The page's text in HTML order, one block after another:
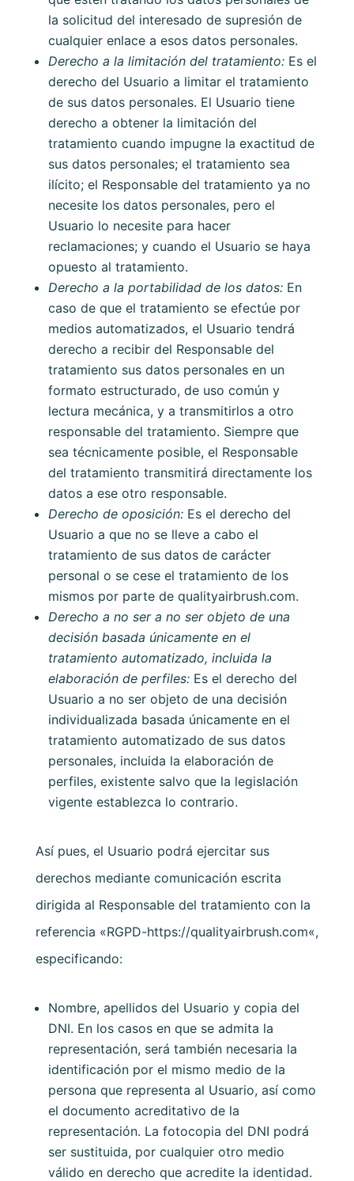
la solicitud del interesado de supresión de
cualquier enlace a esos datos personales.
Derecho a la limitación del tratamiento:Es el
derecho del Usuario a limitar el tratamiento
de sus datos personales. El Usuario tiene
derecho a obtener la limitación del
tratamiento cuando impugne la exactitud de
sus datos personales; el tratamiento sea
ilícito; el Responsable del tratamiento ya no
necesite los datos personales, pero el
Usuario lo necesite para hacer
reclamaciones; y cuando el Usuario se haya
opuesto al tratamiento.
Derecho a la portabilidad de los datos:En
caso de que el tratamiento se efectúe por
medios automatizados, el Usuario tendrá
derecho a recibir del Responsable del
tratamiento sus datos personales en un
formato estructurado, de uso común y
lectura mecánica, y a transmitirlos a otro
responsable del tratamiento. Siempre que
sea técnicamente posible, el Responsable
del tratamiento transmitirá directamente los
datos a ese otro responsable.
Derecho de oposición:Es el derecho del
Usuario a que no se lleve a cabo el
tratamiento de sus datos de carácter
personal o se cese el tratamiento de los
mismos por parte de qualityairbrush.com.
Derecho a no ser a no ser objeto de una
decisión basada únicamente en el
tratamiento automatizado, incluida la
elaboración de perfiles:Es el derecho del
Usuario a no ser objeto de una decisión
individualizada basada únicamente en el
tratamiento automatizado de sus datos
personales, incluida la elaboración de
perfiles, existente salvo que la legislación
vigente establezca lo contrario.
Así pues, el Usuario podrá ejercitar sus
derechos mediante comunicación escrita
dirigida al Responsable del tratamiento con la
referencia «RGPD-https://qualityairbrush.com«,
especificando:
Nombre, apellidos del Usuario y copia del
DNI. En los casos en que se admita la
representación, será también necesaria la
identificación por el mismo medio de la
persona que representa al Usuario, así como
el documento acreditativo de la
representación. La fotocopia del DNI podrá
ser sustituida, por cualquier otro medio
válido en derecho que acredite la identidad.